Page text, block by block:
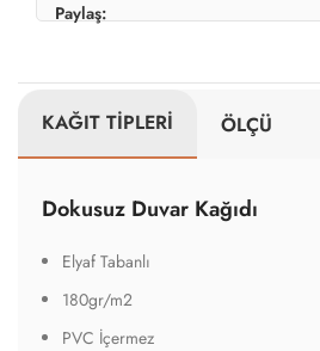
Paylaş:
KAĞIT TİPLERİ ÖLÇÜ
Dokusuz Duvar Kağıdı
Elyaf Tabanlı
180gr/m2
PVC İçermez